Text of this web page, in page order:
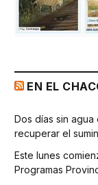
EN EL
Dos días sin
recuperar el
Este lunes
Programas